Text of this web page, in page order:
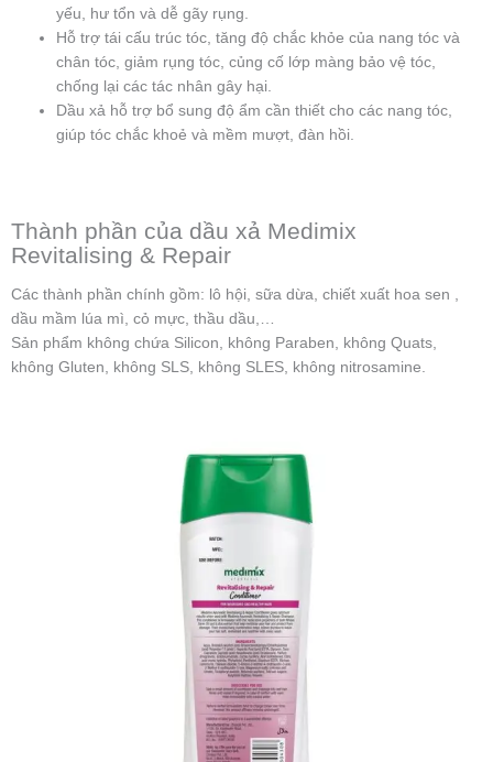
yếu, hư tổn và dễ gãy rụng.
Hỗ trợ tái cấu trúc tóc, tăng độ chắc khỏe của nang tóc và
chân tóc, giảm rụng tóc, củng cố lớp màng bảo vệ tóc,
chống lại các tác nhân gây hại.
Dầu xả hỗ trợ bổ sung độ ẩm cần thiết cho các nang tóc,
giúp tóc chắc khoẻ và mềm mượt, đàn hồi.
Thành phần của dầu xả Medimix
Revitalising & Repair
Các thành phần chính gồm: lô hội, sữa dừa, chiết xuất hoa sen ,
dầu mầm lúa mì, cỏ mực, thầu dầu,…
Sản phẩm không chứa Silicon, không Paraben, không Quats,
không Gluten, không SLS, không SLES, không nitrosamine.